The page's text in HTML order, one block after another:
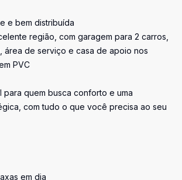
e bem distribuída
região, com garagem para 2 carros,
área de serviço e casa de apoio nos
PVC
para quem busca conforto e uma
com tudo o que você precisa ao seu
em dia